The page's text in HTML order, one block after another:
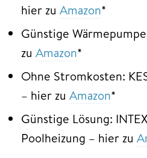
hier zu Amazon*
Günstige
zu Amazon*
Ohne Stromkosten:
– hier zu Amazon*
Günstige Lösung:
Poolheizung – hier zu